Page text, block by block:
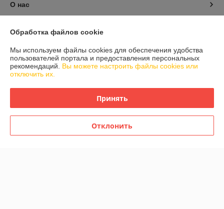
О нас
Контакты
Доставка и оплата
График работы
Политика обработки cookies
Обработка файлов cookie
Мы используем файлы cookies для обеспечения удобства
пользователей портала и предоставления персональных
рекомендаций. Вы можете настроить файлы cookies или
отключить их.
Принять
Отклонить